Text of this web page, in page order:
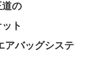
道の
ト
アバッグシステ